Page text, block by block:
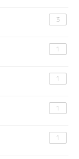
3
1
1
1
1